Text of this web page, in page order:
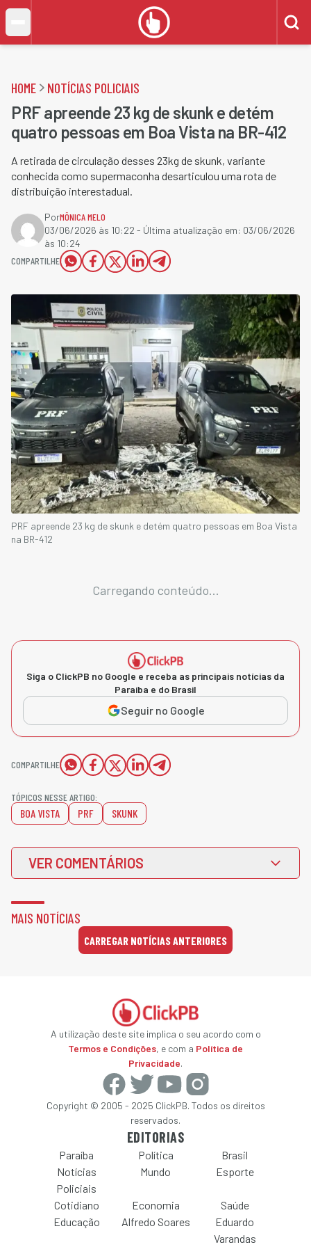
HOME NOTÍCIAS POLICIAIS
PRF apreende 23 kg de skunk e detém
quatro pessoas em Boa Vista na BR-412
A retirada de circulação desses 23kg de skunk, variante
conhecida como supermaconha desarticulou uma rota de
distribuição interestadual.
PorMÔNICA MELO
03/06/2026 às 10:22 - Última atualização em: 03/06/2026
às 10:24
COMPARTILHE
PRF apreende 23 kg de skunk e detém quatro pessoas em Boa Vista
na BR-412
Carregando conteúdo...
Siga o ClickPB no Google e receba as principais notícias da
Paraíba e do Brasil
Seguir no Google
COMPARTILHE
TÓPICOS NESSE ARTIGO:
BOA VISTA PRF SKUNK
VER COMENTÁRIOS
MAIS NOTÍCIAS
CARREGAR NOTÍCIAS ANTERIORES
A utilização deste site implica o seu acordo com o
Termos e Condições, e com a Política de
Privacidade.
Copyright © 2005 - 2025 ClickPB. Todos os direitos
reservados.
EDITORIAS
Paraíba Política
Brasil
Notícias
Policiais
Mundo Esporte
Cotidiano Economia
Saúde
Educação
Alfredo Soares
Eduardo
Varandas